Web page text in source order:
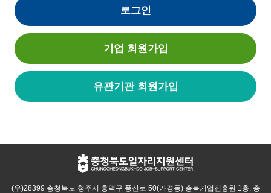
로그인
기업 회원가입
유관기관 회원가입
(우)28399 충청북도 청주시 흥덕구 풍산로 50(가경동) 충북기업진흥원 1층, 충